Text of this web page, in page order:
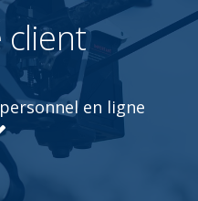
client
en ligne